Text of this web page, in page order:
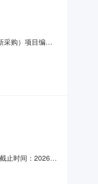
采购）项目编号
订之日起至本项
止时间：2026-